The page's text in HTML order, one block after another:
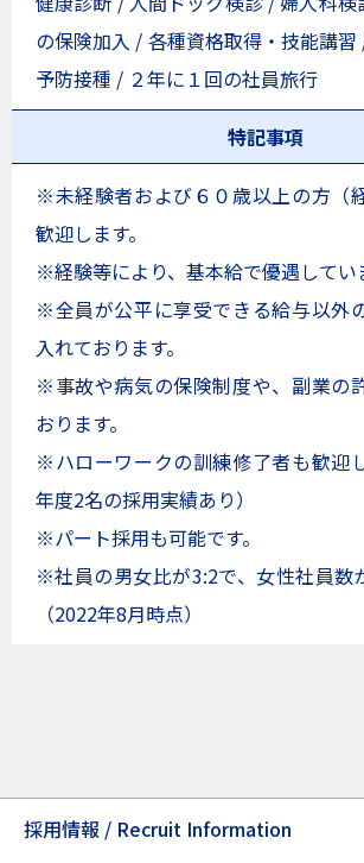
採⽤情報 / Recruit Information
の保険加入 / 各種資格取得・技能講
予防接種 / ２年に１回の社員旅行
特記事項
※未経験者および６０歳以上の方（
歓迎します。
※経験等により、基本給で優遇してい
※全員が公平に享受できる給与以外
入れております。
※事故や病気の保険制度や、副業の
おります。
※ハローワークの訓練修了者も歓迎
年度2名の採用実績あり）
※パート採用も可能です。
※社員の男女比が3:2で、女性社員数
（2022年8月時点）
就職・転職を